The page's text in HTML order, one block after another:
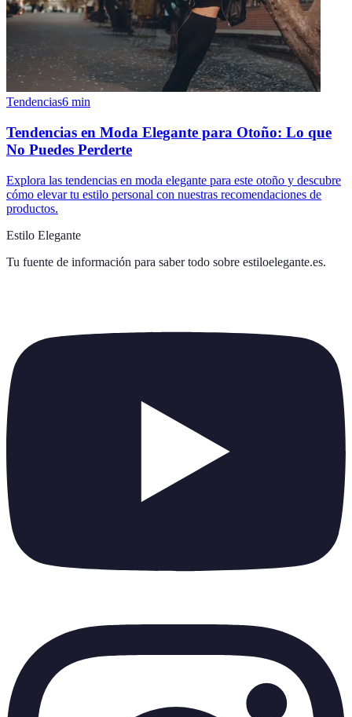
Tendencias6 min
Tendencias en Moda Elegante para Otoño: Lo que
No Puedes Perderte
Explora las tendencias en moda elegante para este otoño y descubre
cómo elevar tu estilo personal con nuestras recomendaciones de
productos.
Estilo Elegante
Tu fuente de información para saber todo sobre estiloelegante.es.